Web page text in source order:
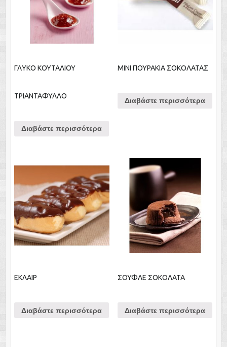
ΓΛΥΚΟ ΚΟΥΤΑΛΙΟΥ
ΤΡΙΑΝΤΑΦΥΛΛΟ
Διαβάστε περισσότερα
ΜΙΝΙ ΠΟΥΡΑΚΙΑ ΣΟΚΟΛΑΤΑΣ
Διαβάστε περισσότερα
ΕΚΛΑΙΡ
Διαβάστε περισσότερα
ΣΟΥΦΛΕ ΣΟΚΟΛΑΤΑ
Διαβάστε περισσότερα